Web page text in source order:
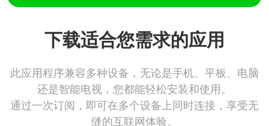
下载适合您需求的应用
此应用程序兼容多种设备，无论是手机、平板、电脑
还是智能电视，您都能轻松安装和使用。
通过一次订阅，即可在多个设备上同时连接，享受无
缝的互联网体验。